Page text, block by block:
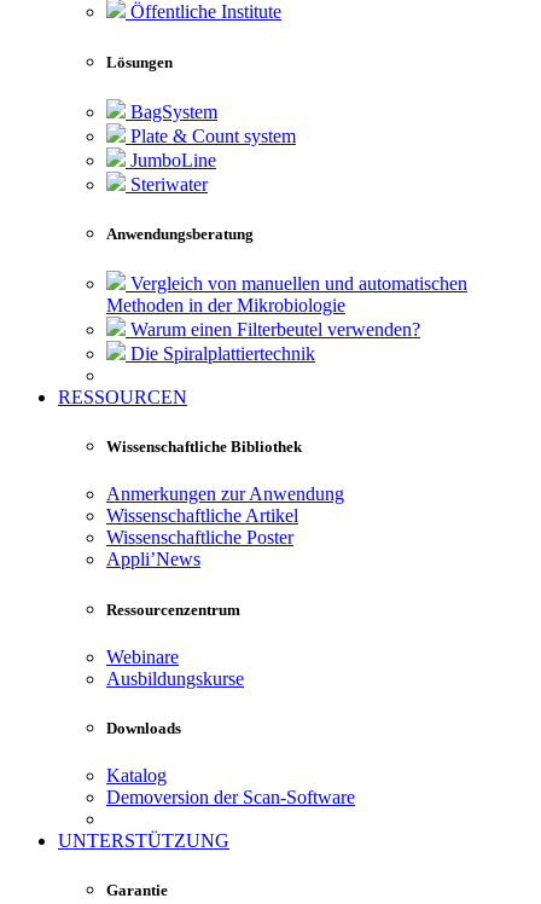
Öffentliche Institute
Lösungen
BagSystem
Plate & Count system
JumboLine
Steriwater
Anwendungsberatung
Vergleich von manuellen und automatischen
Methoden in der Mikrobiologie
Warum einen Filterbeutel verwenden?
Die Spiralplattier­technik
RESSOURCEN
Wissenschaftliche Bibliothek
Anmerkungen zur Anwendung
Wissenschaftliche Artikel
Wissenschaftliche Poster
Appli’News
Ressourcenzentrum
Webinare
Ausbildungskurse
Downloads
Katalog
Demoversion der Scan-Software
UNTERSTÜTZUNG
Garantie